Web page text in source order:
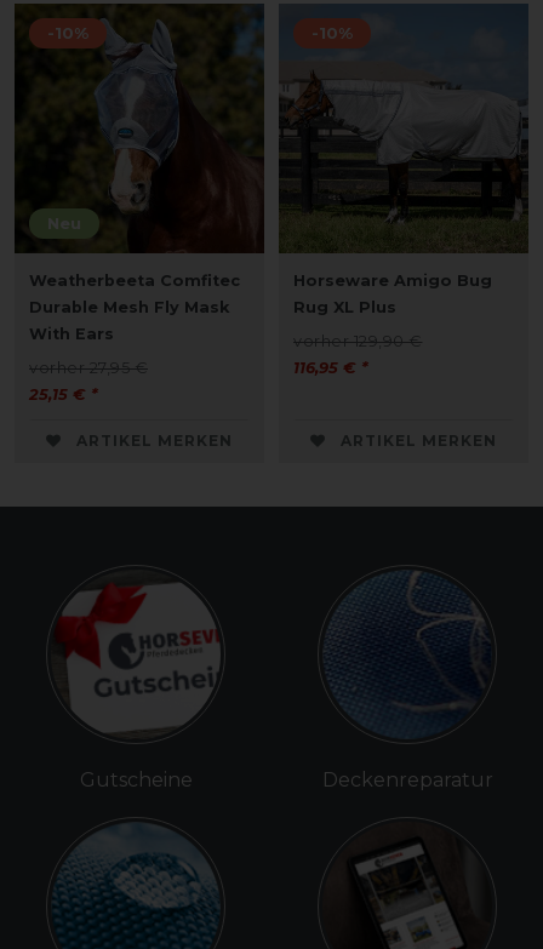
Neu
-10%
Weatherbeeta Comfitec
Durable Mesh Fly Mask
With Ears
vorher 27,95 €
25,15 € *
ARTIKEL MERKEN
-10%
Horseware Amigo Bug
Rug XL Plus
vorher 129,90 €
116,95 € *
ARTIKEL MERKEN
Gutscheine Deckenreparatur